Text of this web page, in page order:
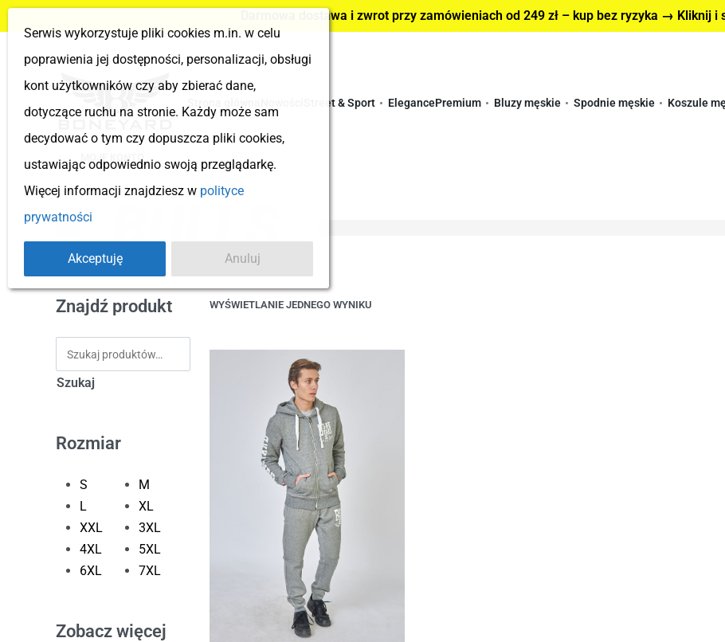
Darmowa dostawa i zwrot przy zamówieniach od 249 zł – kup bez ryzyka → Kliknij i
Street & Sport ElegancePremium Bluzy męskie Spodnie męskie Koszule
MOJE KONTO
BULLS
Znajdź produkt
Szukaj
Rozmiar
S
M
L
XL
XXL
3XL
4XL
5XL
6XL
7XL
Zobacz więcej
WYŚWIETLANIE JEDNEGO WYNIKU
Serwis wykorzystuje pliki cookies m.in. w celu
poprawienia jej dostępności, personalizacji, obsługi
kont użytkowników czy aby zbierać dane,
dotyczące ruchu na stronie. Każdy może sam
decydować o tym czy dopuszcza pliki cookies,
ustawiając odpowiednio swoją przeglądarkę.
Więcej informacji znajdziesz w polityce
prywatności
Akceptuję Anuluj